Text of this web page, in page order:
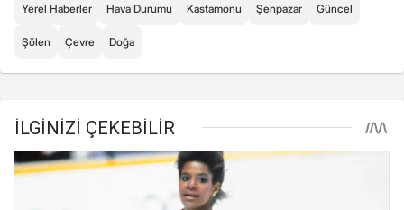
Yerel Haberler Hava Durumu Kastamonu Şenpazar Güncel
Şölen Çevre Doğa